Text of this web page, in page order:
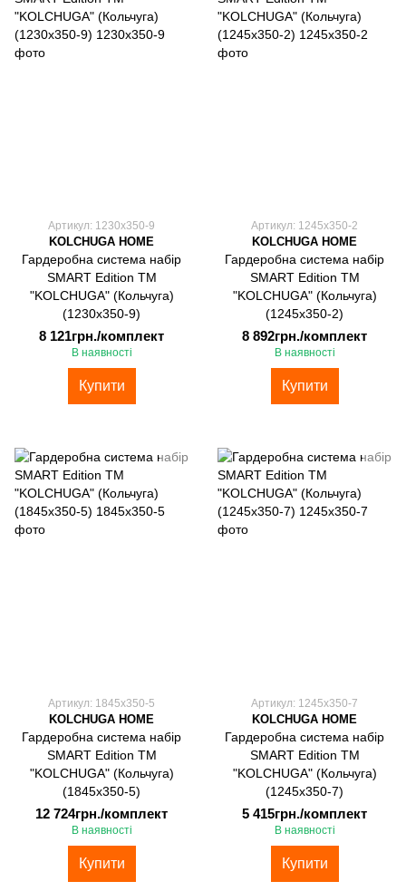
Артикул: 1230х350-9
KOLCHUGA HOME
Гардеробна система набір
SMART Edition ТМ
"KOLCHUGA" (Кольчуга)
(1230х350-9)
8 121грн./комплект
В наявності
Купити
Артикул: 1245х350-2
KOLCHUGA HOME
Гардеробна система набір
SMART Edition ТМ
"KOLCHUGA" (Кольчуга)
(1245х350-2)
8 892грн./комплект
В наявності
Купити
Артикул: 1845х350-5
KOLCHUGA HOME
Гардеробна система набір
SMART Edition ТМ
"KOLCHUGA" (Кольчуга)
(1845х350-5)
12 724грн./комплект
В наявності
Купити
Артикул: 1245х350-7
KOLCHUGA HOME
Гардеробна система набір
SMART Edition ТМ
"KOLCHUGA" (Кольчуга)
(1245х350-7)
5 415грн./комплект
В наявності
Купити